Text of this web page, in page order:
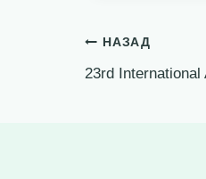
Навигация
по
НАЗАД
23rd International